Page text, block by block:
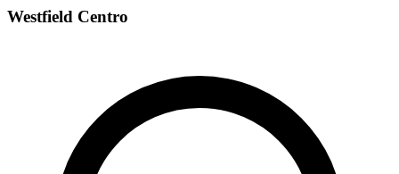
Westfield Centro